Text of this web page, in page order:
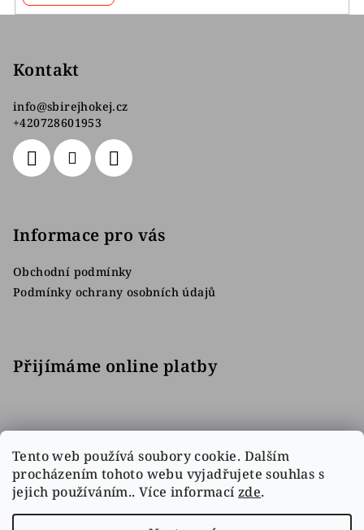
Tento web používá soubory cookie. Dalším
procházením tohoto webu vyjadřujete souhlas s
jejich používáním.. Více informací zde.
Kontakt
info@sbirejhokej.cz
+420728601953
Informace pro vás
Obchodní podmínky
Podmínky ochrany osobních údajů
Přijímáme online platby
Facebook